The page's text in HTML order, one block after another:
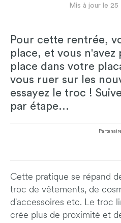
Mis à jour le 25
Pour cette rentrée,
place, et vous
place dans votre
vous ruer sur les
essayez le troc !
par étape...
Cette pratique se répand
troc de vêtements, de
d'accessoires etc. Le troc
crée plus de proximité et